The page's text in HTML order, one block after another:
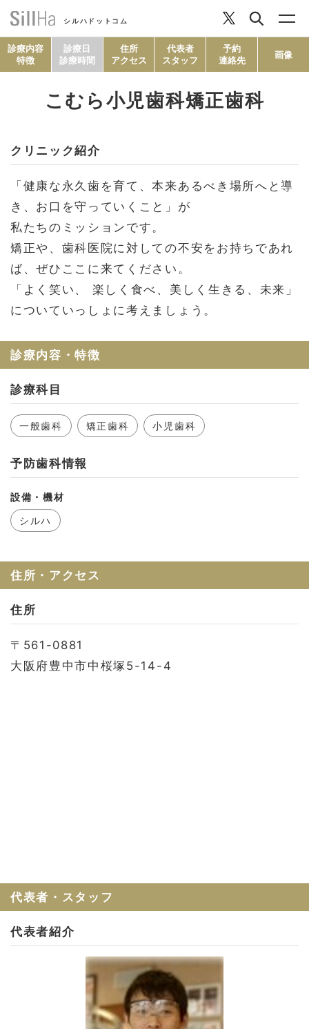
シルハドットコム
ヘルシーレシピ
シルハとは？
セルフチェック
SillHa.comについて
お問い合わせ
会社概要
利用規約
診療内容
特徴
診療日
診療時間
住所
アクセス
代表者
スタッフ
予約
連絡先
画像
こむら小児歯科矯正歯科
クリニック紹介
「健康な永久歯を育て、本来あるべき場所へと導
き、お口を守っていくこと」が
私たちのミッションです。
矯正や、歯科医院に対しての不安をお持ちであれ
ば、ぜひここに来てください。
「よく笑い、 楽しく食べ、美しく生きる、未来」
についていっしょに考えましょう。
診療内容・特徴
診療科目
一般歯科 矯正歯科 小児歯科
予防歯科情報
設備・機材
シルハ
住所・アクセス
住所
〒561-0881
大阪府豊中市中桜塚5-14-4
代表者・スタッフ
代表者紹介